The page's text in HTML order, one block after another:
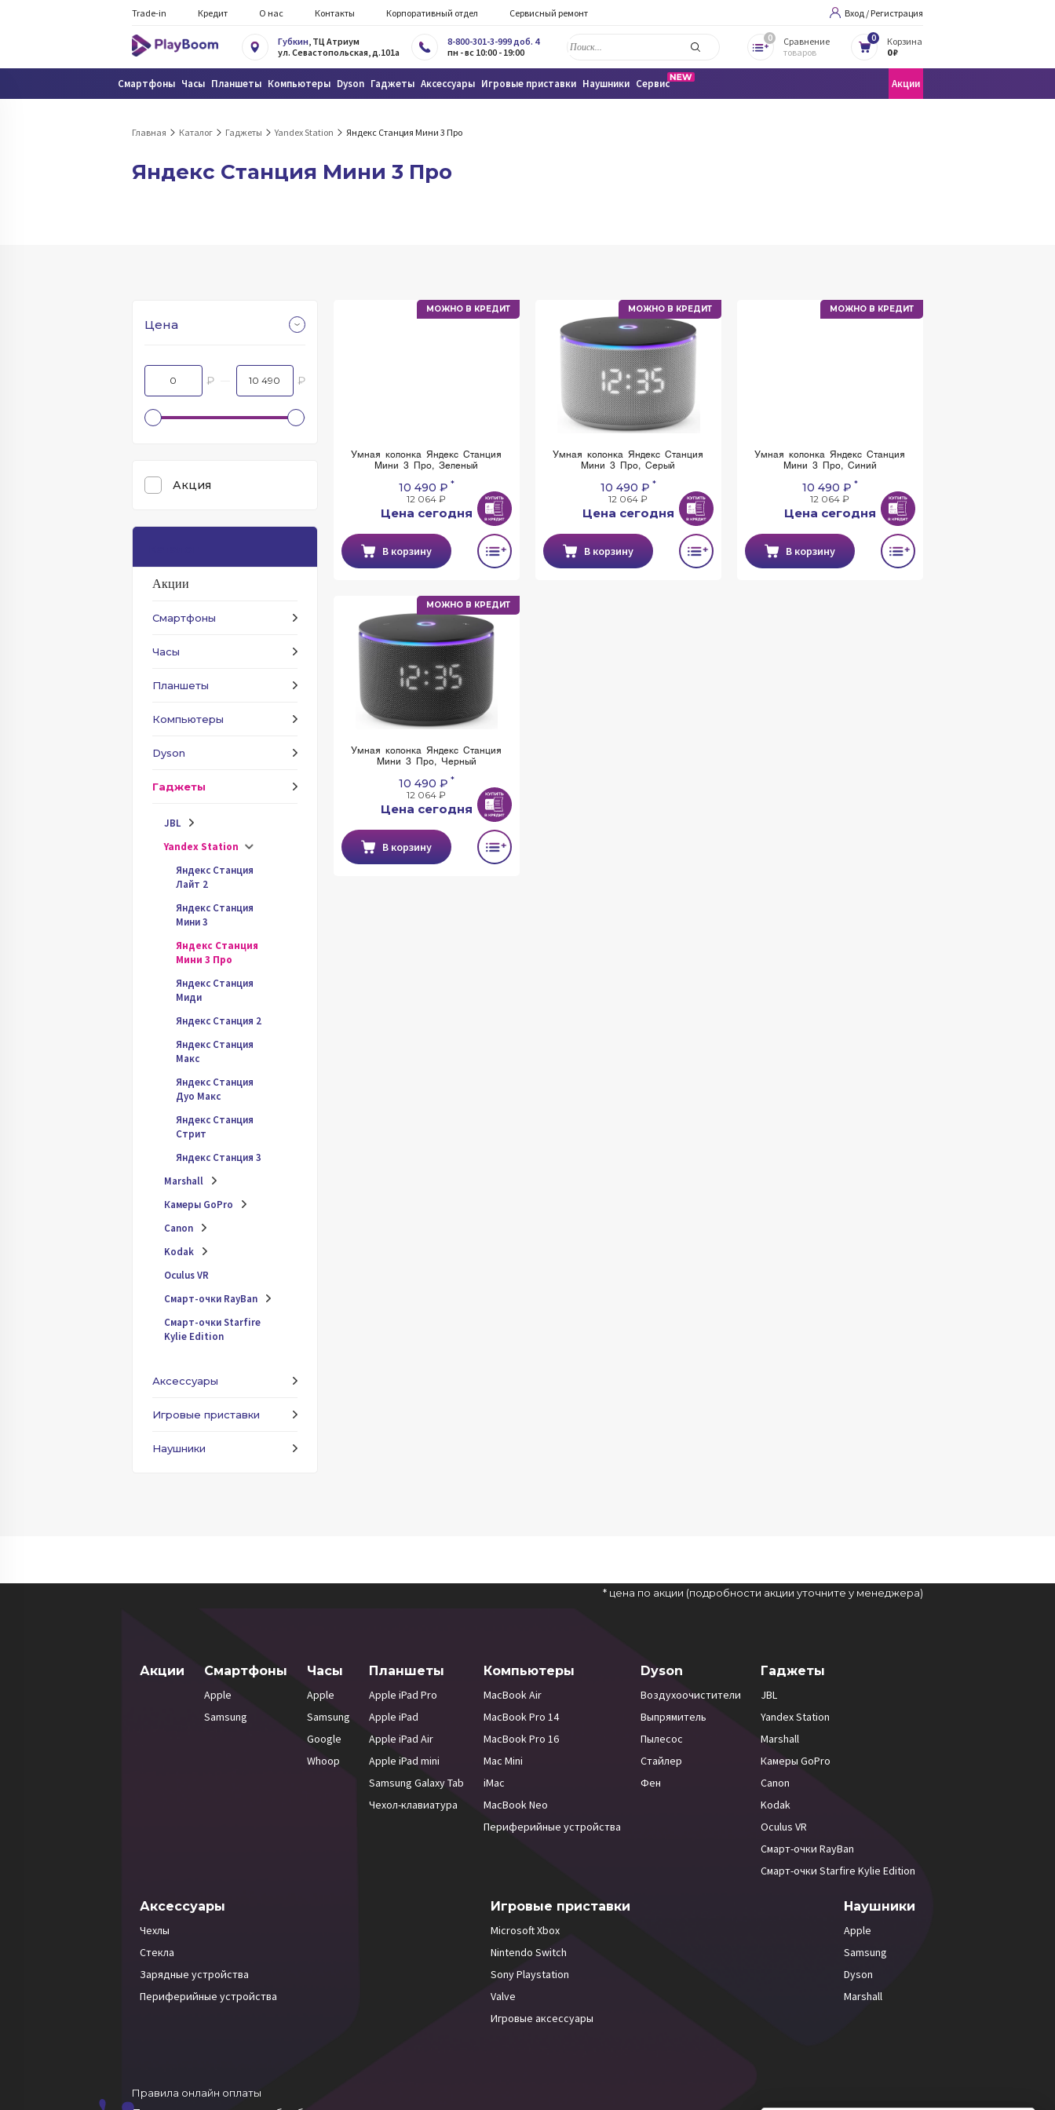
Trade-in Кредит О нас Контакты Корпоративный отдел Сервисный ремонт Вход / Регистрация
Губкин, ТЦ Атриум
ул. Севастопольская, д.101а
8-800-301-3-999 доб. 4
пн - вс 10:00 - 19:00
0
Сравнение
товаров
0
Корзина
0 ₽
Смартфоны Часы Планшеты Компьютеры Dyson Гаджеты Аксессуары Игровые приставки Наушники Сервис Акции
Главная Каталог Гаджеты Yandex Station Яндекс Станция Мини 3 Про
Яндекс Станция Мини 3 Про
Цена
₽ ₽
Акция
Акции
Смартфоны
Часы
Планшеты
Компьютеры
Dyson
Гаджеты
JBL
Yandex Station
Яндекс Станция
Лайт 2
Яндекс Станция
Мини 3
Яндекс Станция
Мини 3 Про
Яндекс Станция
Миди
Яндекс Станция 2
Яндекс Станция
Макс
Яндекc Станция
Дуо Макс
Яндекс Станция
Стрит
Яндекс Станция 3
Marshall
Камеры GoPro
Canon
Kodak
Oculus VR
Смарт-очки RayBan
Смарт-очки Starfire
Kylie Edition
Аксессуары
Игровые приставки
Наушники
МОЖНО В КРЕДИТ
Умная колонка Яндекс Станция
Мини 3 Про, Зеленый
10 490 ₽ *
12 064 ₽
Цена сегодня
В корзину
МОЖНО В КРЕДИТ
Умная колонка Яндекс Станция
Мини 3 Про, Серый
10 490 ₽ *
12 064 ₽
Цена сегодня
В корзину
МОЖНО В КРЕДИТ
Умная колонка Яндекс Станция
Мини 3 Про, Синий
10 490 ₽ *
12 064 ₽
Цена сегодня
В корзину
МОЖНО В КРЕДИТ
Умная колонка Яндекс Станция
Мини 3 Про, Черный
10 490 ₽ *
12 064 ₽
Цена сегодня
В корзину
* цена по акции (подробности акции уточните у менеджера)
Акции Смартфоны
Apple
Samsung
Часы
Apple
Samsung
Google
Whoop
Планшеты
Apple iPad Pro
Apple iPad
Apple iPad Air
Apple iPad mini
Samsung Galaxy Tab
Чехол-клавиатура
Компьютеры
MacBook Air
MacBook Pro 14
MacBook Pro 16
Mac Mini
iMac
MacBook Neo
Периферийные устройства
Dyson
Воздухоочистители
Выпрямитель
Пылесос
Стайлер
Фен
Гаджеты
JBL
Yandex Station
Marshall
Камеры GoPro
Canon
Kodak
Oculus VR
Смарт-очки RayBan
Смарт-очки Starfire Kylie Edition
Аксессуары
Чехлы
Стекла
Зарядные устройства
Периферийные устройства
Игровые приставки
Microsoft Xbox
Nintendo Switch
Sony Playstation
Valve
Игровые аксессуары
Наушники
Apple
Samsung
Dyson
Marshall
Правила онлайн оплаты